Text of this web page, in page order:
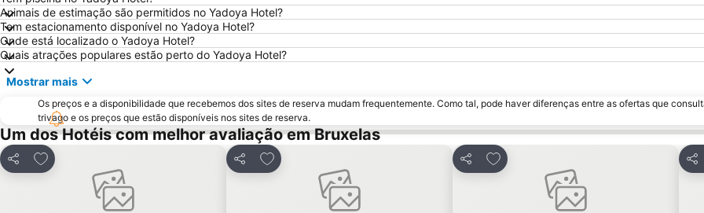
Animais de estimação são permitidos no Yadoya Hotel?
Tem estacionamento disponível no Yadoya Hotel?
Onde está localizado o Yadoya Hotel?
Quais atrações populares estão perto do Yadoya Hotel?
Mostrar mais
Os preços e a disponibilidade que recebemos dos sites de reserva mudam frequentemente. Como tal, pode haver diferenças entre as ofertas que
trivago e os preços que estão disponíveis nos sites de reserva.
Um dos Hotéis com melhor avaliação em Bruxelas
Partilhar
Adicionar aos favoritos
Partilhar
Adicionar aos favoritos
Partilhar
Adicionar aos favoritos